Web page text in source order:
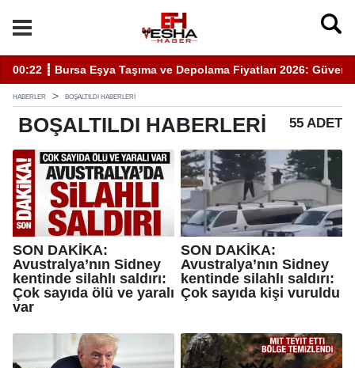
2026: Güvenli Hizmet İçin Bilinmesi Gerekenler
20:05 ┋ Semra Eyüpoğlu Zafer Partisi’nde.
HABERLER BOŞALTILDI HABERLERI
BOŞALTILDI HABERLERI 55 ADET
SON DAKİKA:
Avustralya’nın Sidney
kentinde silahlı saldırı:
Çok sayıda ölü ve yaralı
var
SON DAKİKA:
Avustralya’nın Sidney
kentinde silahlı saldırı:
Çok sayıda kişi vuruldu